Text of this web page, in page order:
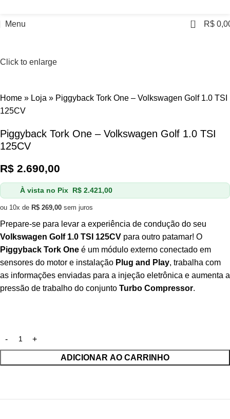
Menu 0 R$
Click to enlarge
Home » Loja » Piggyback Tork One – Volkswagen Golf 1.0 TSI
125CV
Piggyback Tork One – Volkswagen Golf 1.0 TSI
125CV
R$ 2.690,00
À vista no Pix R$2.421,00
ou 10x de R$ 269,00 sem juros
Prepare-se para levar a experiência de condução do seu
Volkswagen Golf 1.0 TSI 125CV para outro patamar! O
Piggyback Tork One é um módulo externo conectado em
sensores do motor e instalação Plug and Play, trabalha com
as informações enviadas para a injeção eletrônica e aumenta a
pressão de trabalho do conjunto Turbo Compressor.
ADICIONAR AO CARRINHO